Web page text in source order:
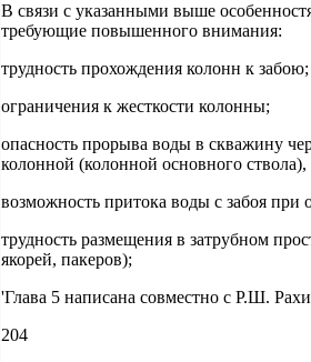
В связи с указанными выше
требующие повышенного внимания:
трудность прохождения колонн к забою;
ограничения к жесткости колонны;
опасность прорыва воды в скважину
колонной (колонной основного ствола),
возможность притока воды с забоя при
трудность размещения в затрубном
якорей, пакеров);
'Глава 5 написана совместно с Р.Ш.
204